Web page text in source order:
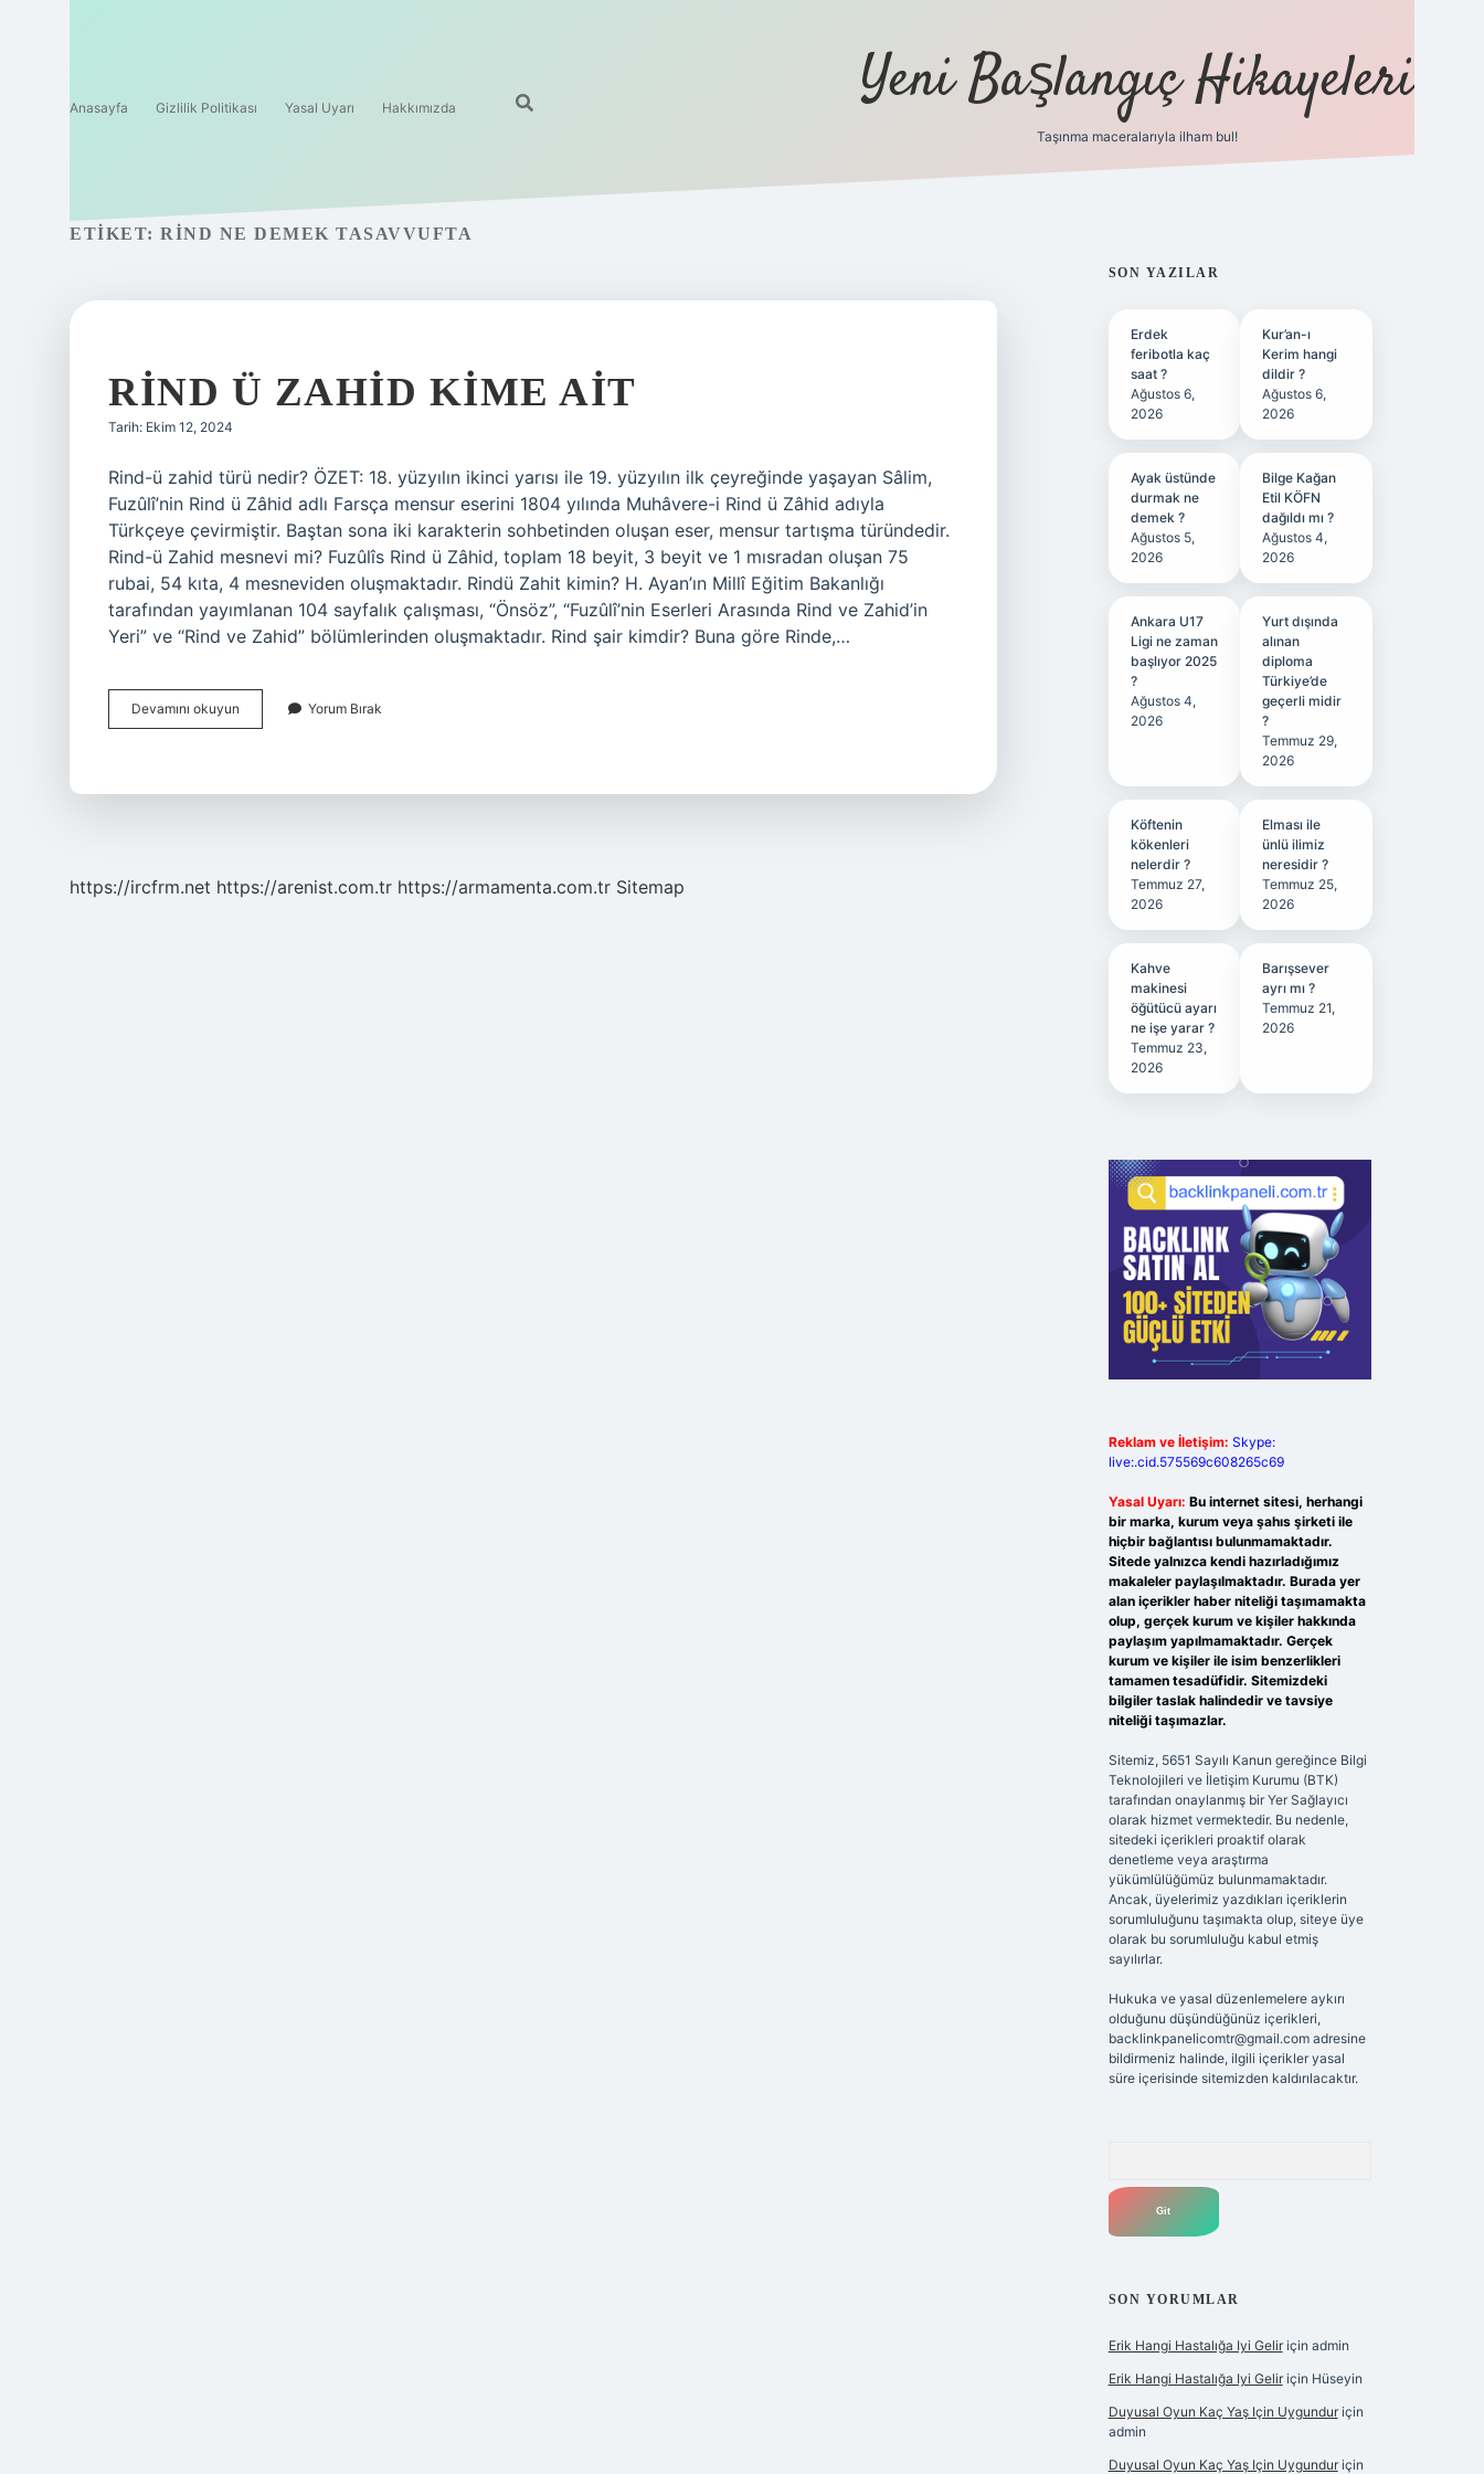
Anasayfa Gizlilik Politikası Yasal Uyarı Hakkımızda Yeni Başlangıç Hikayeleri
Taşınma maceralarıyla ilham bul!
ETIKET: RIND NE DEMEK TASAVVUFTA
RIND Ü ZAHID KIME AIT
Tarih: Ekim 12, 2024
Rind-ü zahid türü nedir? ÖZET: 18. yüzyılın ikinci yarısı ile 19. yüzyılın ilk çeyreğinde yaşayan Sâlim,
Fuzûlî’nin Rind ü Zâhid adlı Farsça mensur eserini 1804 yılında Muhâvere-i Rind ü Zâhid adıyla
Türkçeye çevirmiştir. Baştan sona iki karakterin sohbetinden oluşan eser, mensur tartışma türündedir.
Rind-ü Zahid mesnevi mi? Fuzûlîs Rind ü Zâhid, toplam 18 beyit, 3 beyit ve 1 mısradan oluşan 75
rubai, 54 kıta, 4 mesneviden oluşmaktadır. Rindü Zahit kimin? H. Ayan’ın Millî Eğitim Bakanlığı
tarafından yayımlanan 104 sayfalık çalışması, “Önsöz”, “Fuzûlî’nin Eserleri Arasında Rind ve Zahid’in
Yeri” ve “Rind ve Zahid” bölümlerinden oluşmaktadır. Rind şair kimdir? Buna göre Rinde,…
Devamını okuyun
Ü
Yorum Bırak
https://ircfrm.net https://arenist.com.tr https://armamenta.com.tr Sitemap
SIDEBAR
SON YAZILAR
Erdek
feribotla kaç
saat ?
Ağustos 6,
2026
Kur’an-ı
Kerim hangi
dildir ?
Ağustos 6,
2026
Ayak üstünde
durmak ne
demek ?
Ağustos 5,
2026
Bilge Kağan
Etil KÖFN
dağıldı mı ?
Ağustos 4,
2026
Ankara U17
Ligi ne zaman
başlıyor 2025
?
Ağustos 4,
2026
Yurt dışında
alınan
diploma
Türkiye’de
geçerli midir
?
Temmuz 29,
2026
Köftenin
kökenleri
nelerdir ?
Temmuz 27,
2026
Elması ile
ünlü ilimiz
neresidir ?
Temmuz 25,
2026
Kahve
makinesi
öğütücü ayarı
ne işe yarar ?
Temmuz 23,
2026
Barışsever
ayrı mı ?
Temmuz 21,
2026
Reklam ve İletişim: Skype:
live:.cid.575569c608265c69
Yasal Uyarı: Bu internet sitesi, herhangi
bir marka, kurum veya şahıs şirketi ile
hiçbir bağlantısı bulunmamaktadır.
Sitede yalnızca kendi hazırladığımız
makaleler paylaşılmaktadır. Burada yer
alan içerikler haber niteliği taşımamakta
olup, gerçek kurum ve kişiler hakkında
paylaşım yapılmamaktadır. Gerçek
kurum ve kişiler ile isim benzerlikleri
tamamen tesadüfidir. Sitemizdeki
bilgiler taslak halindedir ve tavsiye
niteliği taşımazlar.
Sitemiz, 5651 Sayılı Kanun gereğince Bilgi
Teknolojileri ve İletişim Kurumu (BTK)
tarafından onaylanmış bir Yer Sağlayıcı
olarak hizmet vermektedir. Bu nedenle,
sitedeki içerikleri proaktif olarak
denetleme veya araştırma
yükümlülüğümüz bulunmamaktadır.
Ancak, üyelerimiz yazdıkları içeriklerin
sorumluluğunu taşımakta olup, siteye üye
olarak bu sorumluluğu kabul etmiş
sayılırlar.
Hukuka ve yasal düzenlemelere aykırı
olduğunu düşündüğünüz içerikleri,
backlinkpanelicomtr@gmail.comadresine
bildirmeniz halinde, ilgili içerikler yasal
süre içerisinde sitemizden kaldırılacaktır.
SON YORUMLAR
Erik Hangi Hastalığa Iyi Geliriçin admin
Erik Hangi Hastalığa Iyi Geliriçin Hüseyin
Duyusal Oyun Kaç Yaş Için Uygunduriçin
admin
Duyusal Oyun Kaç Yaş Için Uygunduriçin